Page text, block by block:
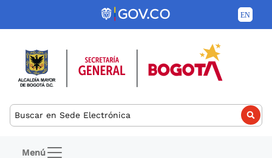
Pasar al contenido principal
Buscar
Navegación principal
Menú